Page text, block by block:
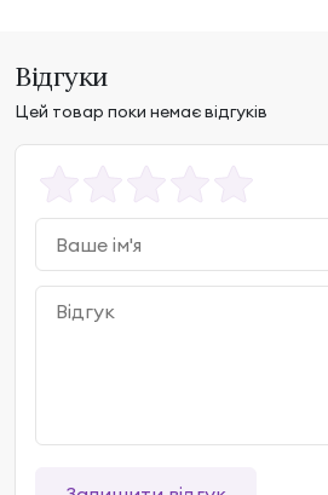
Відгуки
Цей товар поки немає відгуків